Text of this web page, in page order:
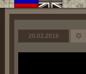
20.02.2016